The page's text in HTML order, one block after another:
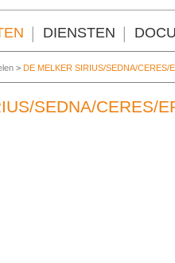
DIENSTEN
> DE MELKER SIRIUS/SEDNA/CERES/
SEDNA/CERES/